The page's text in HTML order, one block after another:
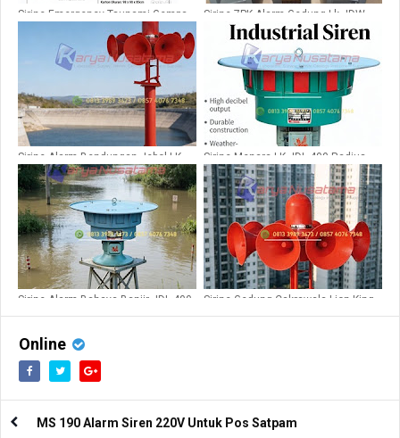
Sirine Emergency Tsunami Gempa
Sirine 7PK Alarm Gedung Lk JDW
Sirine Alarm Bendungan Jebol LK
STH10H
Sirine Menara LK JDL 400 Radius
2,5km 380v
Sirine Alarm Bahaya Banjir JDL 400
Sirine Gedung Cakrawala Lion King
Online
MS 190 Alarm Siren 220V Untuk Pos Satpam